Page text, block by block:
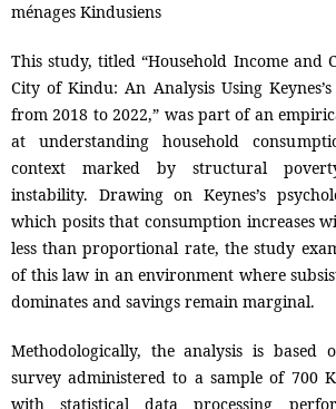
ménages Kindusiens
This study, titled “Household Income and
City of Kindu: An Analysis Using
from 2018 to 2022,” was part of an
at understanding household
context marked by structural
instability. Drawing on Keynes’s
which posits that consumption increases
less than proportional rate, the study
of this law in an environment where
dominates and savings remain marginal.
Methodologically, the analysis is based
survey administered to a sample of 700
with statistical data processing